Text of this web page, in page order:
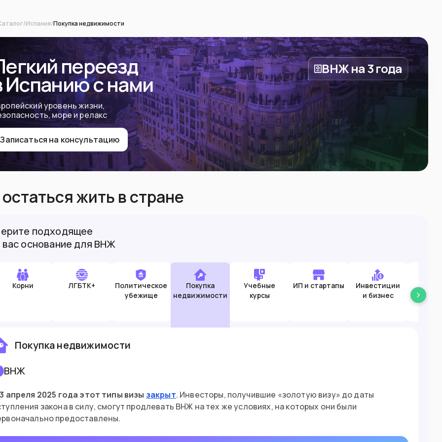
/Испания/Покупка недвижимости
переезд
Испанию с нами
уровень жизни,
море и релакс
ВНЖ на 3 года
Записаться на консультацию
жить в стране
подходящее
вас основание для ВНЖ
Корни ЛГБТК+
Политическое
убежище
Покупка
недвижимости
Учебные
курсы
ИП и стартапы
Инвестиции
и бизнес
Покупка недвижимости
ВНЖ
3 апреля 2025 года этот типы визы закрыт. Инвесторы, получившие «золотую визу» до даты
закона в силу, смогут продлевать ВНЖ на тех же условиях, на которых они были
предоставлены.